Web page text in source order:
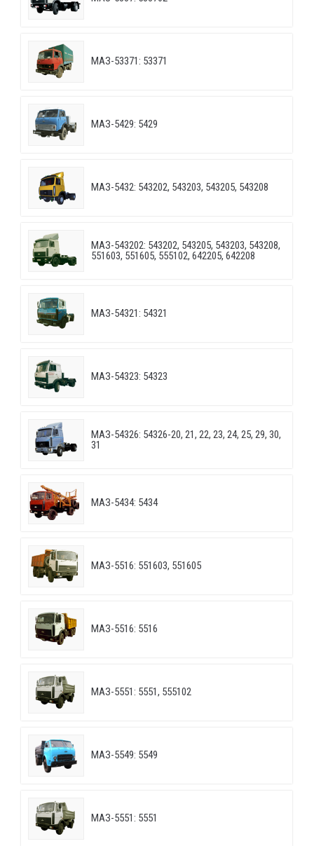
МАЗ-53371: 53371
МАЗ-5429: 5429
МАЗ-5432: 543202, 543203, 543205, 543208
МАЗ-543202: 543202, 543205, 543203, 543208,
551603, 551605, 555102, 642205, 642208
МАЗ-54321: 54321
МАЗ-54323: 54323
МАЗ-54326: 54326-20, 21, 22, 23, 24, 25, 29, 30,
31
МАЗ-5434: 5434
МАЗ-5516: 551603, 551605
МАЗ-5516: 5516
МАЗ-5551: 5551, 555102
МАЗ-5549: 5549
МАЗ-5551: 5551